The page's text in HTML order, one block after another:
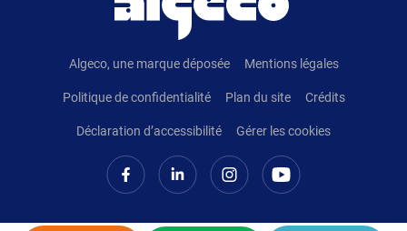
Algeco, une marque déposée Mentions légales
Politique de confidentialité Plan du site Crédits
Déclaration d’accessibilité Gérer les cookies